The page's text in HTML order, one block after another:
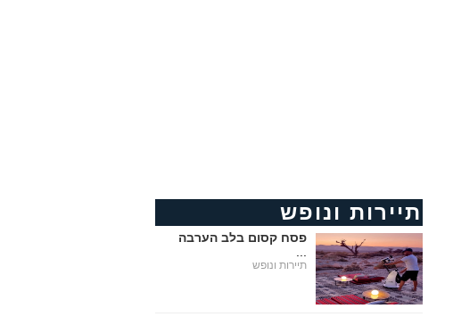
תיירות ונופש
פסח קסום בלב הערבה
תיירות ונופש